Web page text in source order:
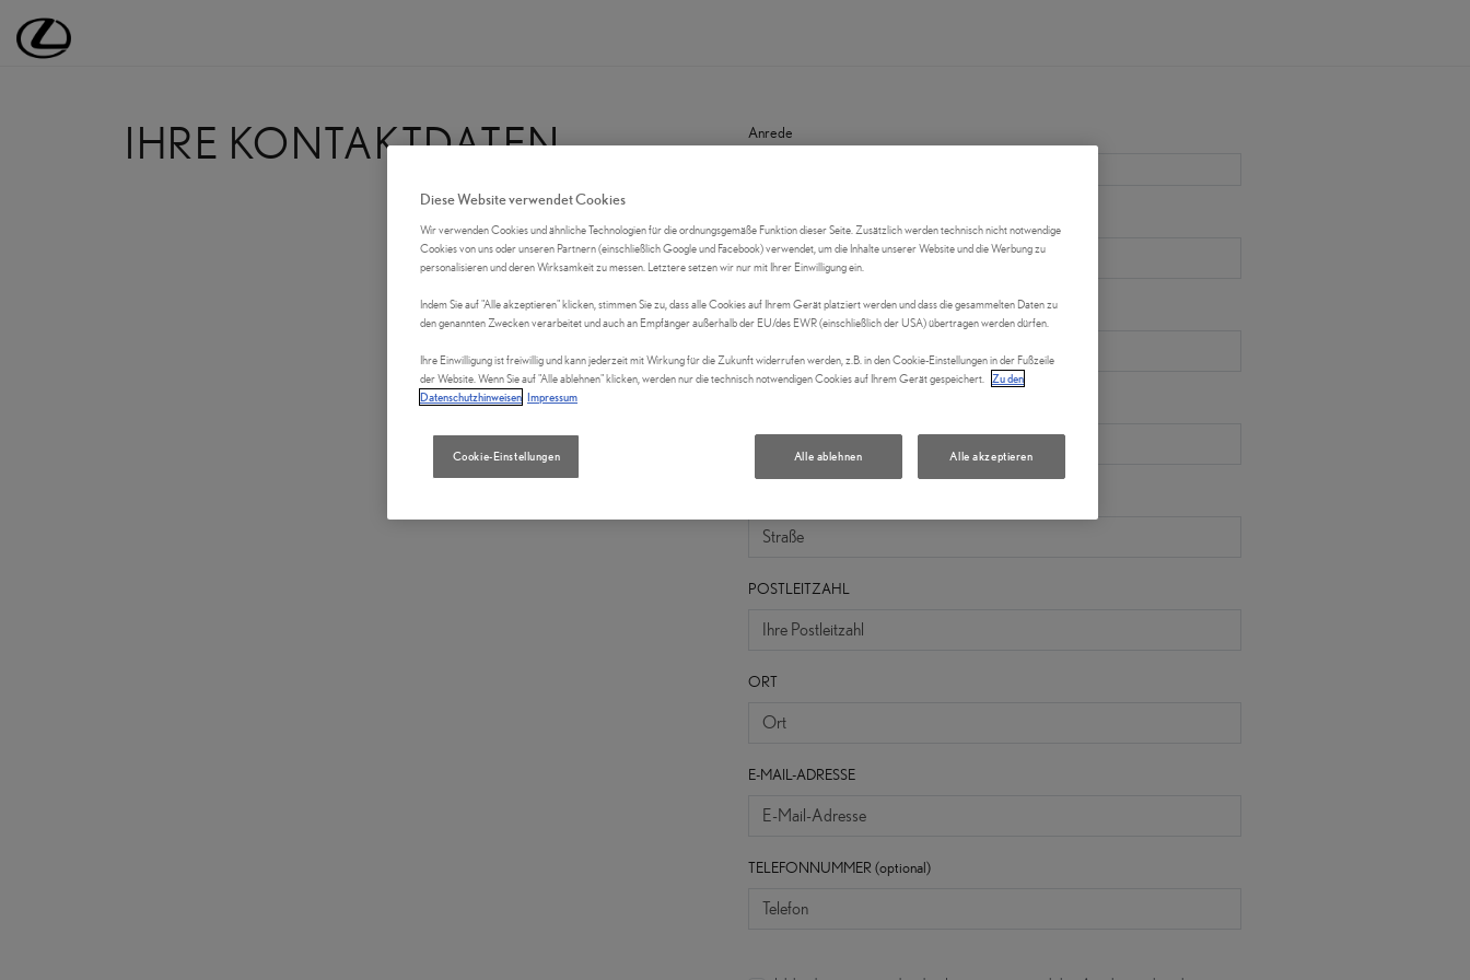
IHRE KONTAKTDATEN Anrede
NACHNAME
POSTLEITZAHL
ORT
E-MAIL-ADRESSE
TELEFONNUMMER (optional)
Diese Website verwendet Cookies
Wir verwenden Cookies und ähnliche Technologien für die ordnungsgemäße Funktion dieser Seite. Zusätzlich werden technisch nicht notwendige
Cookies von uns oder unseren Partnern (einschließlich Google und Facebook) verwendet, um die Inhalte unserer Website und die Werbung zu
personalisieren und deren Wirksamkeit zu messen. Letztere setzen wir nur mit Ihrer Einwilligung ein.
Indem Sie auf "Alle akzeptieren" klicken, stimmen Sie zu, dass alle Cookies auf Ihrem Gerät platziert werden und dass die gesammelten Daten zu
den genannten Zwecken verarbeitet und auch an Empfänger außerhalb der EU/des EWR (einschließlich der USA) übertragen werden dürfen.
Ihre Einwilligung ist freiwillig und kann jederzeit mit Wirkung für die Zukunft widerrufen werden, z.B. in den Cookie-Einstellungen in der Fußzeile
der Website. Wenn Sie auf "Alle ablehnen" klicken, werden nur die technisch notwendigen Cookies auf Ihrem Gerät gespeichert. Zu den
Datenschutzhinweisen Impressum
Cookie-Einstellungen Alle ablehnen Alle akzeptieren
Lexus Deutschland | Lexus Automobile | Lexus